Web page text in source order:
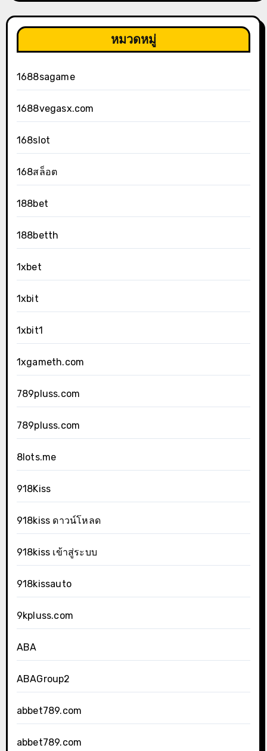
หมวดหมู่
1688sagame
1688vegasx.com
168slot
168สล็อต
188bet
188betth
1xbet
1xbit
1xbit1
1xgameth.com
789pluss.com
789pluss.com
8lots.me
918Kiss
918kiss ดาวน์โหลด
918kiss เข้าสู่ระบบ
918kissauto
9kpluss.com
ABA
ABAGroup2
abbet789.com
abbet789.com